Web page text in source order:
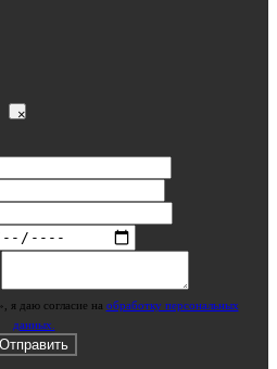
×
я даю cогласие на обработку персональных
данных.